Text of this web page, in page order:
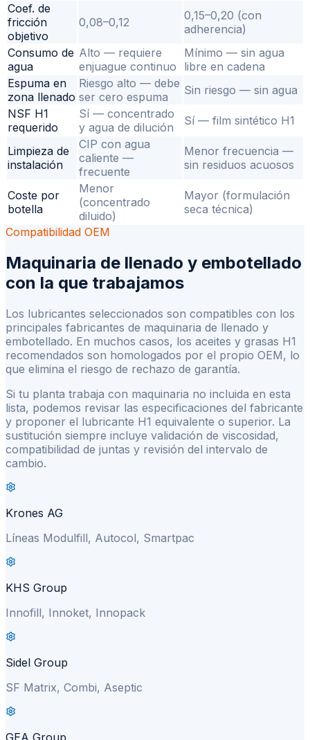
Coef. de
fricción
objetivo
0,08–0,12
0,15–0,20 (con
adherencia)
Consumo de
agua
Alto — requiere
enjuague continuo
Mínimo — sin agua
libre en cadena
Espuma en
zona llenado
Riesgo alto — debe
ser cero espuma
Sin riesgo — sin agua
NSF H1
requerido
Sí — concentrado
y agua de dilución
Sí — film sintético H1
Limpieza de
instalación
CIP con agua
caliente —
frecuente
Menor frecuencia —
sin residuos acuosos
Coste por
botella
Menor
(concentrado
diluido)
Mayor (formulación
seca técnica)
Compatibilidad OEM
Maquinaria de llenado y embotellado
con la que trabajamos
Los lubricantes seleccionados son compatibles con los
principales fabricantes de maquinaria de llenado y
embotellado. En muchos casos, los aceites y grasas H1
recomendados son homologados por el propio OEM, lo
que elimina el riesgo de rechazo de garantía.
Si tu planta trabaja con maquinaria no incluida en esta
lista, podemos revisar las especificaciones del fabricante
y proponer el lubricante H1 equivalente o superior. La
sustitución siempre incluye validación de viscosidad,
compatibilidad de juntas y revisión del intervalo de
cambio.
Krones AG
Líneas Modulfill, Autocol, Smartpac
KHS Group
Innofill, Innoket, Innopack
Sidel Group
SF Matrix, Combi, Aseptic
GEA Group